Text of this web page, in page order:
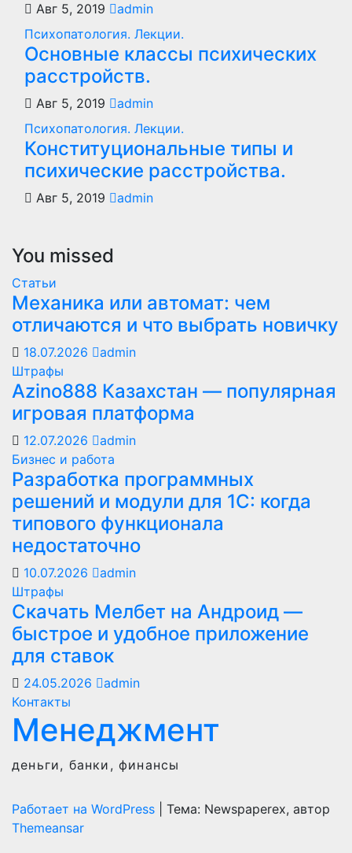
Авг 5, 2019
admin
Психопатология. Лекции.
Основные классы психических
расстройств.
Авг 5, 2019
admin
Психопатология. Лекции.
Конституциональные типы и
психические расстройства.
Авг 5, 2019 admin
You missed
Статьи
Механика или автомат: чем
отличаются и что выбрать новичку
18.07.2026
admin
Штрафы
Azino888 Казахстан — популярная
игровая платформа
12.07.2026
admin
Бизнес и работа
Разработка программных
решений и модули для 1С: когда
типового функционала
недостаточно
10.07.2026
admin
Штрафы
Скачать Мелбет на Андроид —
быстрое и удобное приложение
для ставок
24.05.2026
admin
Контакты
Менеджмент
деньги, банки, финансы
Работает на WordPress
Тема: Newspaperex, автор
Themeansar